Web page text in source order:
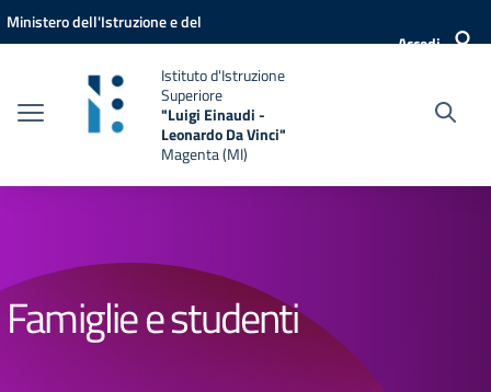
Vai ai contenuti
Vai al menu di navigazione
Vai al footer
Ministero dell'Istruzione e del
Accedi
Istituto d'Istruzione
Superiore
"Luigi Einaudi -
Leonardo Da Vinci"
Magenta (MI)
Famiglie e studenti